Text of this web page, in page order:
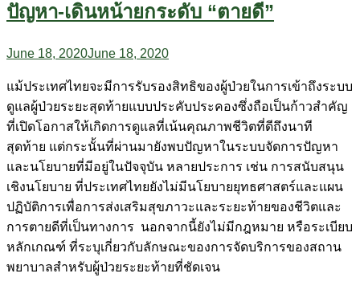
ปัญหา-เดินหน้ายกระดับ “ตายดี”
June 18, 2020June 18, 2020
แม้ประเทศไทยจะมีการรับรองสิทธิของผู้ป่วยในการเข้าถึงระบบ
ดูแลผู้ป่วยระยะสุดท้ายแบบประคับประคองซึ่งถือเป็นก้าวสำคัญ
ที่เปิดโอกาสให้เกิดการดูแลที่เน้นคุณภาพชีวิตที่ดีถึงนาที
สุดท้าย แต่กระนั้นที่ผ่านมายังพบปัญหาในระบบจัดการปัญหา
และนโยบายที่มีอยู่ในปัจจุบัน หลายประการ เช่น การสนับสนุน
เชิงนโยบาย ที่ประเทศไทยยังไม่มีนโยบายยุทธศาสตร์และแผน
ปฏิบัติการเพื่อการส่งเสริมสุขภาวะและระยะท้ายของชีวิตและ
การตายดีที่เป็นทางการ นอกจากนี้ยังไม่มีกฎหมาย หรือระเบียบ
หลักเกณฑ์ ที่ระบุเกี่ยวกับลักษณะของการจัดบริการของสถาน
พยาบาลสําหรับผู้ป่วยระยะท้ายที่ชัดเจน